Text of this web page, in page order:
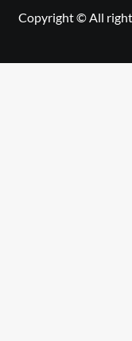
Copyright © All